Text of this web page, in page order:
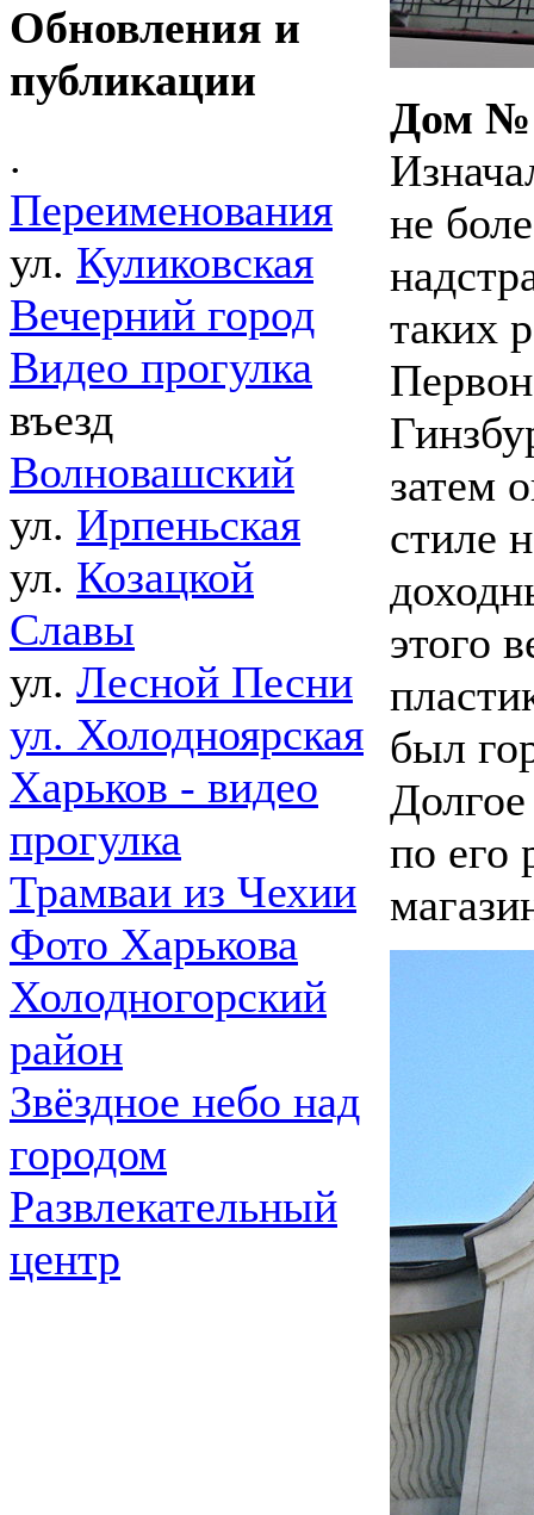
Обновления и
публикации
.
Переименования
ул. Куликовская
Вечерний город
Видео прогулка
въезд
Волновашский
ул. Ирпеньская
ул. Козацкой
Славы
ул. Лесной Песни
ул. Холодноярская
Харьков - видео
прогулка
Трамваи из Чехии
Фото Харькова
Холодногорский
район
Звёздное небо над
городом
Развлекательный
центр
Дом №
не
таких
затем
стиле
этого
был
по его